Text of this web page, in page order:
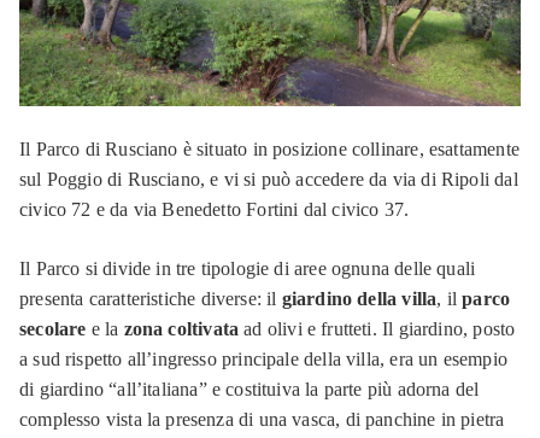
Il Parco di Rusciano è situato in posizione collinare, esattamente
sul Poggio di Rusciano, e vi si può accedere da via di Ripoli dal
civico 72 e da via Benedetto Fortini dal civico 37.
Il Parco si divide in tre tipologie di aree ognuna delle quali
presenta caratteristiche diverse: il giardino della villa, ilparco
secolare e la zona coltivata ad olivi e frutteti. Il giardino, posto
a sud rispetto all’ingresso principale della villa, era un esempio
di giardino “all’italiana” e costituiva la parte più adorna del
complesso vista la presenza di una vasca, di panchine in pietra